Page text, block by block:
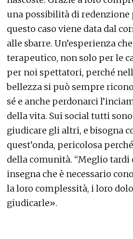
una possibilità di
questo caso viene data dal
alle sbarre. Un’esperienza
terapeutico, non solo per le
per noi spettatori, perché
bellezza si può sempre
sé e anche perdonarci
della vita. Sui social tutti
giudicare gli altri, e bisogna
quest’onda, pericolosa
della comunità. “Meglio tardi
insegna che è necessario
la loro complessità, i loro
giudicarle».